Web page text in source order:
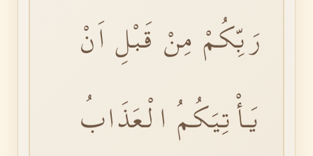
رَبِّكُمْ مِنْ قَبْلِ اَنْ
يَأْتِيَكُمُ الْعَذَابُ